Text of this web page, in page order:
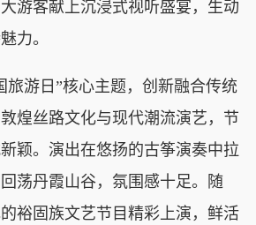
游客献上沉浸式视听盛宴，生动
力。
旅游日”核心主题，创新融合传统
煌丝路文化与现代潮流演艺，节
颖。演出在悠扬的古筝演奏中拉
荡丹霞山谷，氛围感十足。随
裕固族文艺节目精彩上演，鲜活